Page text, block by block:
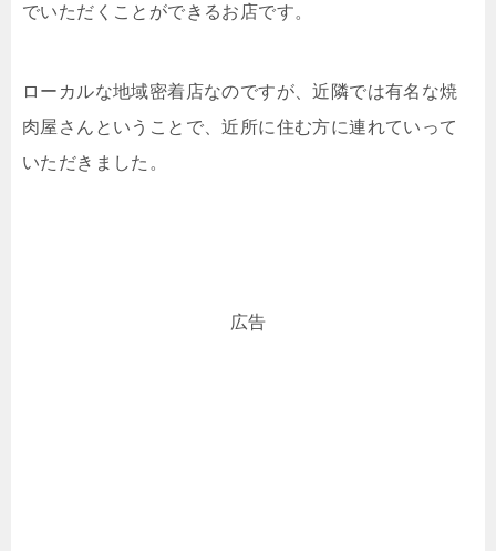
でいただくことができるお店です。
ローカルな地域密着店なのですが、近隣では有名な焼
肉屋さんということで、近所に住む方に連れていって
いただきました。
広告